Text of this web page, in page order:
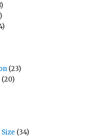
(23)
(20)
(34)